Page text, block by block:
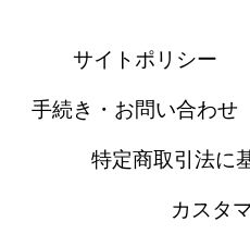
サイトポリシー
手続き・お問い合わせ
特定商取引法に
カスタ